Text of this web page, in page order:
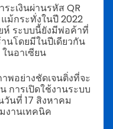
ะเงินผ่านรหัส QR
ม้กระทั่งในปี 2022
ห์ ระบบนี้ยังมีพ่อค้าที่
นโดยมีในปีเดียวกัน
นอาเซียน
พอย่างชัดเจนติ่งที่จะ
การเปิดใช้งานระบบ
นที่ 17 สิงหาคม
งานเทคนิค